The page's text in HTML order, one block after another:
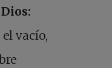
vacío,